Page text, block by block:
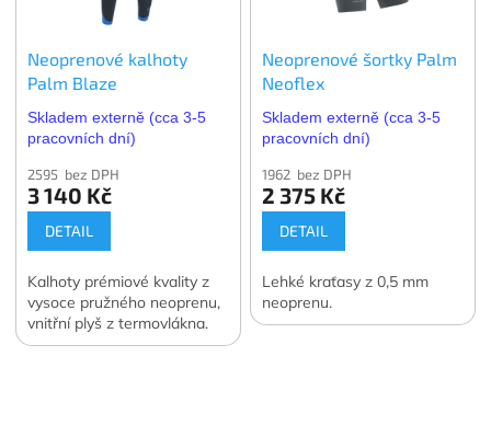
Neoprenové kalhoty
Palm Blaze
Skladem externě (cca 3-5
pracovních dní)
2595 bez DPH
3 140 Kč
DETAIL
Kalhoty prémiové kvality z
vysoce pružného neoprenu,
vnitřní plyš z termovlákna.
Neoprenové šortky Palm
Neoflex
Skladem externě (cca 3-5
pracovních dní)
1962 bez DPH
2 375 Kč
DETAIL
Lehké kraťasy z 0,5 mm
neoprenu.